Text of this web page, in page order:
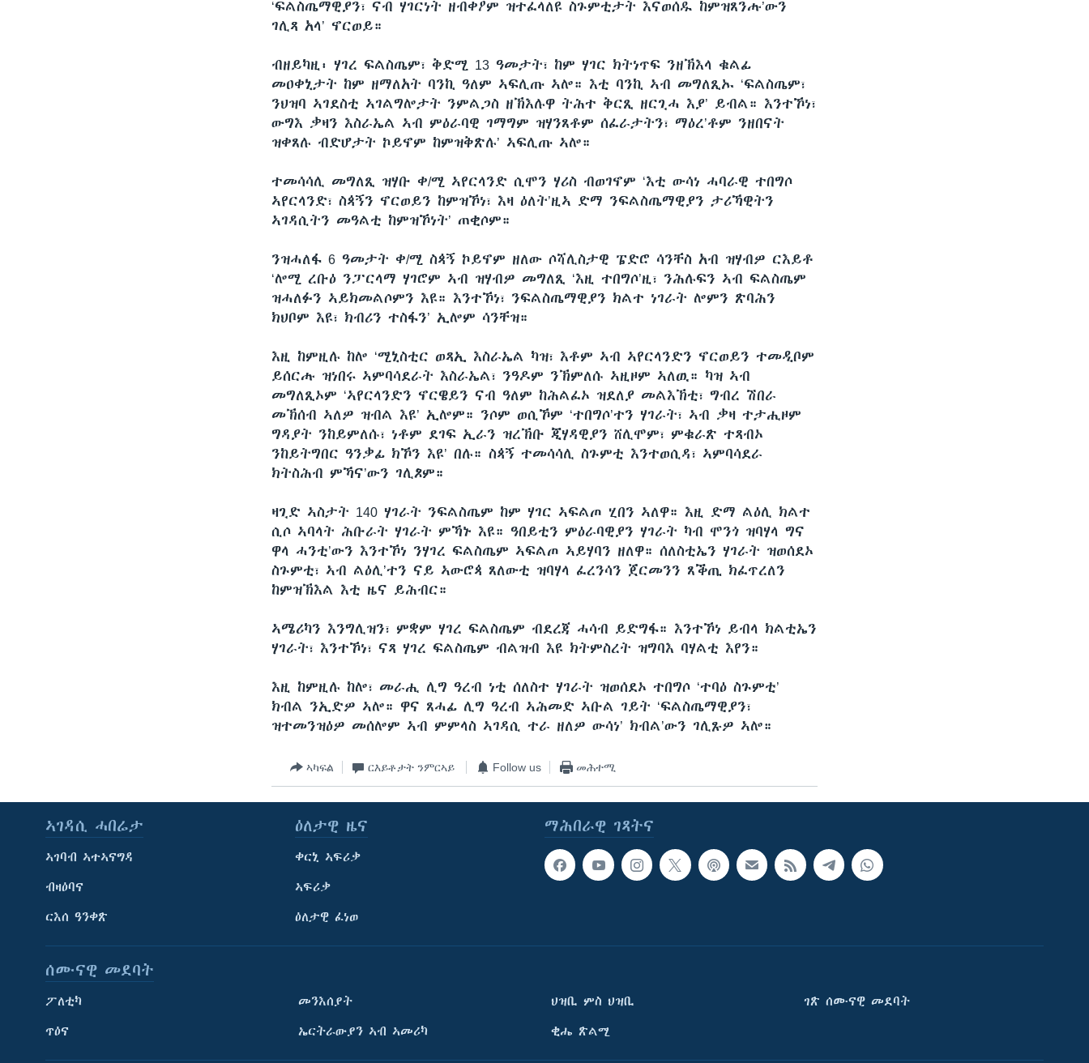
‘ፍልስጤማዊያን፣ ናብ ሃገርነት ዘብቀዖም ዝተፈላለዩ ስጉምቲታት እናወሰዱ ከምዝጸንሑ’ውን
ገሊጻ አላ’ ኖርወይ።
ብዘይካዚ፡ ሃገረ ፍልስጤም፣ ቅድሚ 13 ዓመታት፣ ከም ሃገር ክትነጥፍ ንዘኽእላ ቁልፊ
መዐቀኒታት ከም ዘማለአት ባንኪ ዓለም ኣፍሊጡ ኣሎ። እቲ ባንኪ ኣብ መግለጺኡ ‘ፍልስጤም፣
ንህዝባ ኣገደስቲ ኣገልግሎታት ንምልጋስ ዘኽእሉዋ ትሕተ ቅርጺ ዘርጊሓ እያ’ ይብል። እንተኾነ፣
ውግእ ቃዛን እስራኤል ኣብ ምዕራባዊ ገማግም ዝሃንጸቶም ሰፈራታትን፣ ማዕረ’ቶም ንዘበናት
ዝቀጸሉ ብድሆታት ኮይኖም ከምዝቅጽሉ’ ኣፍሊጡ ኣሎ።
ተመሳሳሊ መግለጺ ዝሃቡ ቀ/ሚ ኣየርላንድ ሲሞን ሃሪስ ብወገኖም ‘እቲ ውሳነ ሓባራዊ ተበግሶ
ኣየርላንድ፣ ስጳኝን ኖርወይን ከምዝኾነ፣ እዛ ዕለት’ዚኣ ድማ ንፍልስጤማዊያን ታሪኻዊትን
ኣገዳሲትን መዓልቲ ከምዝኾነት’ ጠቂሶም።
ንዝሓለፋ 6 ዓመታት ቀ/ሚ ስጳኝ ኮይኖም ዘለው ሶሻሊስታዊ ፔድሮ ሳንቸስ አብ ዝሃብዎ ርእይቶ
‘ሎሚ ረቡዕ ንፓርላማ ሃገሮም ኣብ ዝሃብዎ መግለጺ ‘እዚ ተበግሶ’ዚ፣ ንሕሉፍን ኣብ ፍልስጤም
ዝሓለፉን ኣይክመልሶምን እዩ። እንተኾነ፣ ንፍልስጤማዊያን ክልተ ነገራት ሎምን ጽባሕን
ክህቦም እዩ፣ ክብሪን ተስፋን’ ኢሎም ሳንቸዝ።
እዚ ከምዚሉ ከሎ ‘ሚኒስቲር ወጻኢ እስራኤል ካዝ፣ እቶም ኣብ ኣየርላንድን ኖርወይን ተመዲቦም
ይሰርሑ ዝነበሩ ኣምባሳደራት እስራኤል፣ ንዓዶም ንኽምለሱ ኣዚዞም ኣለዉ። ካዝ ኣብ
መግለጺኦም ‘ኣየርላንድን ኖርዌይን ናብ ዓለም ከሕልፈኦ ዝደለያ መልእኽቲ፣ ግብረ ሽበራ
መኽሰብ ኣለዎ ዝብል እዩ’ ኢሎም። ንሶም ወሲኾም ‘ተበግሶ’ተን ሃገራት፣ ኣብ ቃዛ ተታሒዞም
ግዳያት ንከይምለሱ፣ ነቶም ደገፍ ኢራን ዝረኽቡ ጂሃዳዊያን ሸሊሞም፣ ምቁራጽ ተጻብኦ
ንከይትግበር ዓንቃፊ ክኾን እዩ’ በሉ። ስጳኝ ተመሳሳሊ ስጉምቲ እንተወሲዳ፣ ኣምባሳደራ
ክትስሕብ ምኻና’ውን ገሊጾም።
ዛጊድ ኣስታት 140 ሃገራት ንፍልስጤም ከም ሃገር ኣፍልጦ ሂበን ኣለዋ። እዚ ድማ ልዕሊ ክልተ
ሲሶ ኣባላት ሕቡራት ሃገራት ምኻኑ እዩ። ዓበይቲን ምዕራባዊያን ሃገራት ካብ ሞንጎ ዝባሃላ ግና
ዋላ ሓንቲ’ውን እንተኾነ ንሃገረ ፍልስጤም ኣፍልጦ ኣይሃባን ዘለዋ። ሰለስቲኤን ሃገራት ዝወሰደኦ
ስጉምቲ፣ ኣብ ልዕሊ’ተን ናይ ኣውሮጳ ጸለውቲ ዝባሃላ ፈረንሳን ጀርመንን ጸቕጢ ክፈጥረለን
ከምዝኽእል እቲ ዜና ይሕብር።
ኣሜሪካን እንግሊዝን፣ ምቋም ሃገረ ፍልስጤም ብደረጃ ሓሳብ ይድግፋ። እንተኾነ ይብላ ክልቲኤን
ሃገራት፣ እንተኾነ፣ ናጻ ሃገረ ፍልስጤም ብልዝብ እዩ ክትምስረት ዝግባእ ባሃልቲ እየን።
እዚ ከምዚሉ ከሎ፣ መራሒ ሊግ ዓረብ ነቲ ሰለስተ ሃገራት ዝወሰደኦ ተበግሶ ‘ተባዕ ስጉምቲ’
ክብል ንኢድዎ ኣሎ። ዋና ጸሓፊ ሊግ ዓረብ ኣሕመድ ኣቡል ገይት ‘ፍልስጤማዊያን፣
ዝተመንዝዕዎ መሰሎም ኣብ ምምላስ ኣገዳሲ ተራ ዘለዎ ውሳነ’ ክብል’ውን ገሊጹዎ ኣሎ።
ኣካፍል ርእይቶታት ንምርኣይ Follow us መሕተሚ
ማሕበራዊ ገጻትና
ኣገዳሲ ሓበሬታ
ኣገባብ ኣተኣናግዳ
ብዛዕባና
ርእሰ ዓንቀጽ
ዕለታዊ ዜና
ቀርኒ ኣፍሪቃ
ኣፍሪቃ
ዕለታዊ ፈነወ
ሰሙናዊ መደባት
ፖለቲካ
ጥዕና
መንእሰያት
ኤርትራውያን ኣብ ኣመሪካ
ህዝቢ ምስ ህዝቢ
ቂሔ ጽልሚ
ገጽ ሰሙናዊ መደባት